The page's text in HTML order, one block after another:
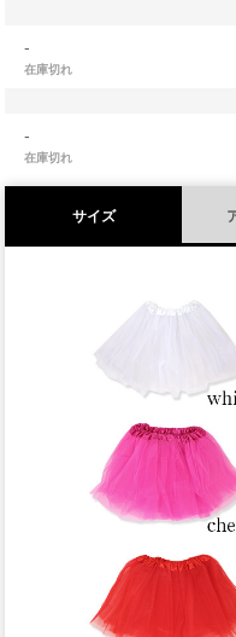
-
在庫切れ
-
在庫切れ
サイズ